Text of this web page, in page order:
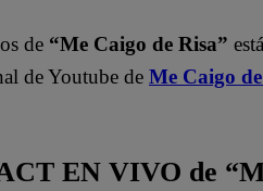
de “Me Caigo de Risa”
de Youtube de Me Caigo
EN VIVO de